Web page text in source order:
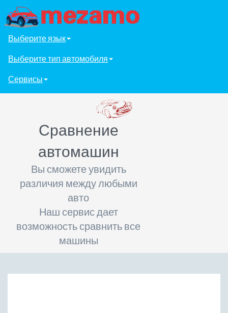
Выберите язык
Выберите тип автомобиля
Сервисы
Сравнение
автомашин
Вы сможете увидить
различия между любыми
авто
Наш сервис дает
возможность сравнить все
машины